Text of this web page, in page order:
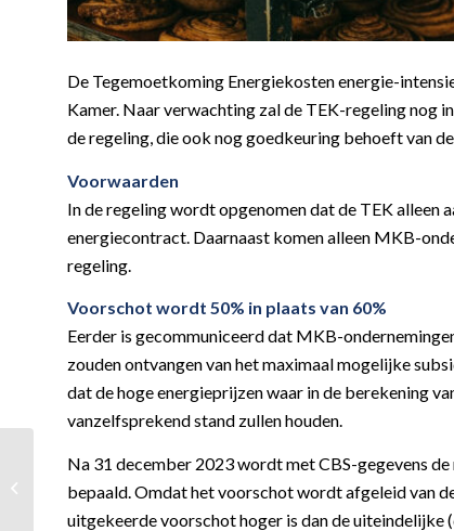
De Tegemoetkoming Energiekosten energie-
Kamer. Naar verwachting zal de TEK-regeling nog
de regeling, die ook nog goedkeuring behoeft van
Voorwaarden
In de regeling wordt opgenomen dat de TEK
energiecontract. Daarnaast komen alleen MKB-
regeling.
Voorschot wordt 50% in plaats van 60%
Eerder is gecommuniceerd dat MKB-
zouden ontvangen van het maximaal mogelijke
dat de hoge energieprijzen waar in de berekening
vanzelfsprekend stand zullen houden.
Na 31 december 2023 wordt met CBS-gegevens
bepaald. Omdat het voorschot wordt afgeleid van
uitgekeerde voorschot hoger is dan de uiteindelijke
Parkeerkosten
werknemer